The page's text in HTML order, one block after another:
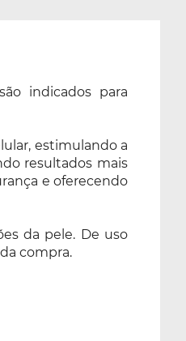
indicados para
estimulando a
resultados mais
e oferecendo
da pele. De uso
compra.